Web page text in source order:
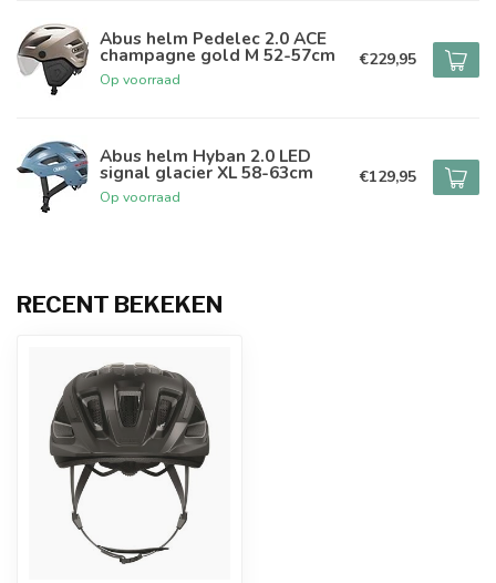
Abus helm Pedelec 2.0 ACE
champagne gold M 52-57cm
Op voorraad
€229,95
Abus helm Hyban 2.0 LED
signal glacier XL 58-63cm
Op voorraad
€129,95
RECENT BEKEKEN